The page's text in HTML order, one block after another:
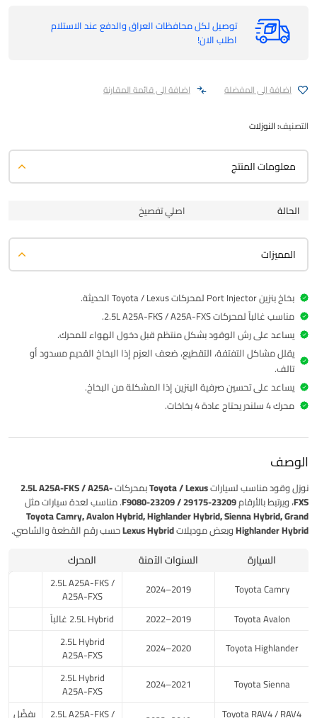
توصيل لكل محافظات العراق والدفع عند الاستلام
اطلب الان!
اضافة الى المفضلة اضافة الى قائمة المقارنة
التصنيف:النوزلات
معلومات المنتج
الحالة اصلي تفصيخ
المميزات
بخاخ بنزين Port Injector لمحركات Toyota / Lexus الحديثة.
مناسب غالباً لمحركات 2.5L A25A-FKS / A25A-FXS.
يساعد على رش الوقود بشكل منتظم قبل دخول الهواء للمحرك.
يقلل مشاكل التفتفة، التقطيع، ضعف العزم إذا البخاخ القديم مسدود أو
تالف.
يساعد على تحسين صرفية البنزين إذا المشكلة من البخاخ.
محرك 4 سلندر يحتاج عادة 4 بخاخات.
الوصف
نوزل وقودمناسب لسياراتToyota / Lexusبمحركات2.5L A25A-FKS / A25A-
FXS، ويرتبط بالأرقام23209-29175 / 23209-F9080
. مناسب لعدة سيارات مثل
Toyota Camry, Avalon Hybrid, Highlander Hybrid, Sienna Hybrid, Grand
Highlander Hybridوبعض موديلاتLexus Hybridحسب رقم القطعة والشاصي.
السيارة السنوات الآمنة المحرك
Toyota Camry
2019–2024
2.5L A25A-FKS /
A25A-FXS
Toyota Avalon
2019–2022
2.5L Hybrid غالباً
Toyota Highlander
2020–2024
2.5L Hybrid
A25A-FXS
Toyota Sienna
2021–2024
2.5L Hybrid
A25A-FXS
Toyota RAV4 / RAV4
2.5L A25A-FKS / يفضّل